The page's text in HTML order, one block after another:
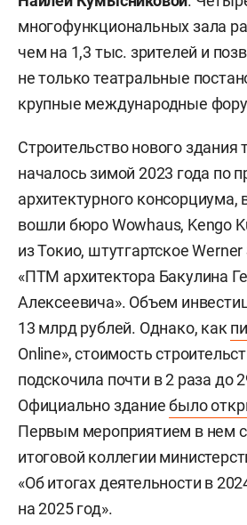
многофункциональных зала
чем на 1,3 тыс. зрителей и
не только театральные
крупные международные
Строительство нового
началось зимой 2023 года по
архитектурного консорциума,
вошли бюро Wowhaus, Kengo
из Токио, штутгартское
«ПТМ архитектора Бакулина
Алексеевича». Объем
13 млрд рублей. Однако, как
Online», стоимость
подскочила почти в 2 раза до
Официально зданиебыло
Первым мероприятием в нем
итоговой коллегии
«Об итогах деятельности в
на 2025 год».